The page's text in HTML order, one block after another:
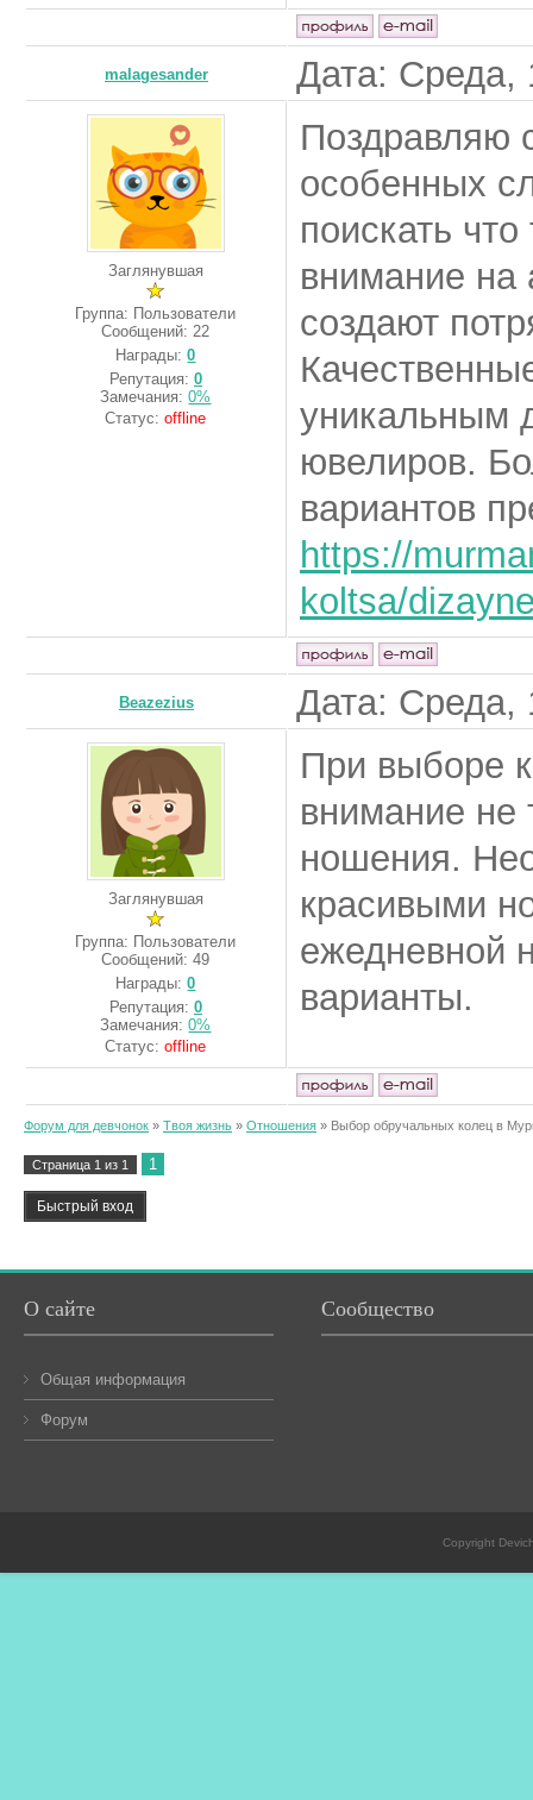
malagesander Дата:
Заглянувшая
Группа: Пользователи
Сообщений: 22
Награды:0
Репутация: 0
Замечания:0%
Статус:offline
Поздравляю
особенных
поискать
внимание на
создают
уникальным
ювелиров.
вариантов
https://
koltsa/
Beazezius Дата:
Заглянувшая
Группа: Пользователи
Сообщений:49
Награды:0
Репутация: 0
Замечания:0%
Статус:offline
При выборе
внимание не
ношения.
красивыми
ежедневной
варианты.
Форум для девчонок » Твоя жизнь » Отношения » Выбор обручальных колец в
Страница 1 из 1 1
О сайте
Общая информация
Форум
Сообщество
Copyright